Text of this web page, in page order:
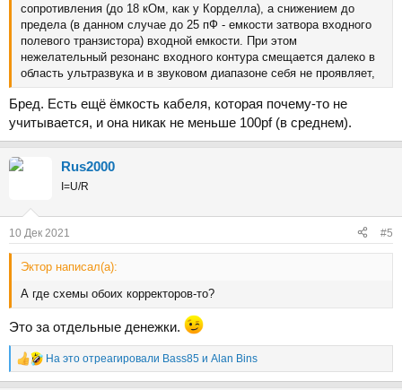
сопротивления (до 18 кОм, как у Корделла), а снижением до
предела (в данном случае до 25 пФ - емкости затвора входного
полевого транзистора) входной емкости. При этом
нежелательный резонанс входного контура смещается далеко в
область ультразвука и в звуковом диапазоне себя не проявляет,
Бред. Есть ещё ёмкость кабеля, которая почему-то не
учитывается, и она никак не меньше 100pf (в среднем).
Rus2000
I=U/R
10 Дек 2021 #5
Эктор написал(а):
А где схемы обоих корректоров-то?
Это за отдельные денежки.
Р
е
На это отреагировали Bass85 и Alan Bins